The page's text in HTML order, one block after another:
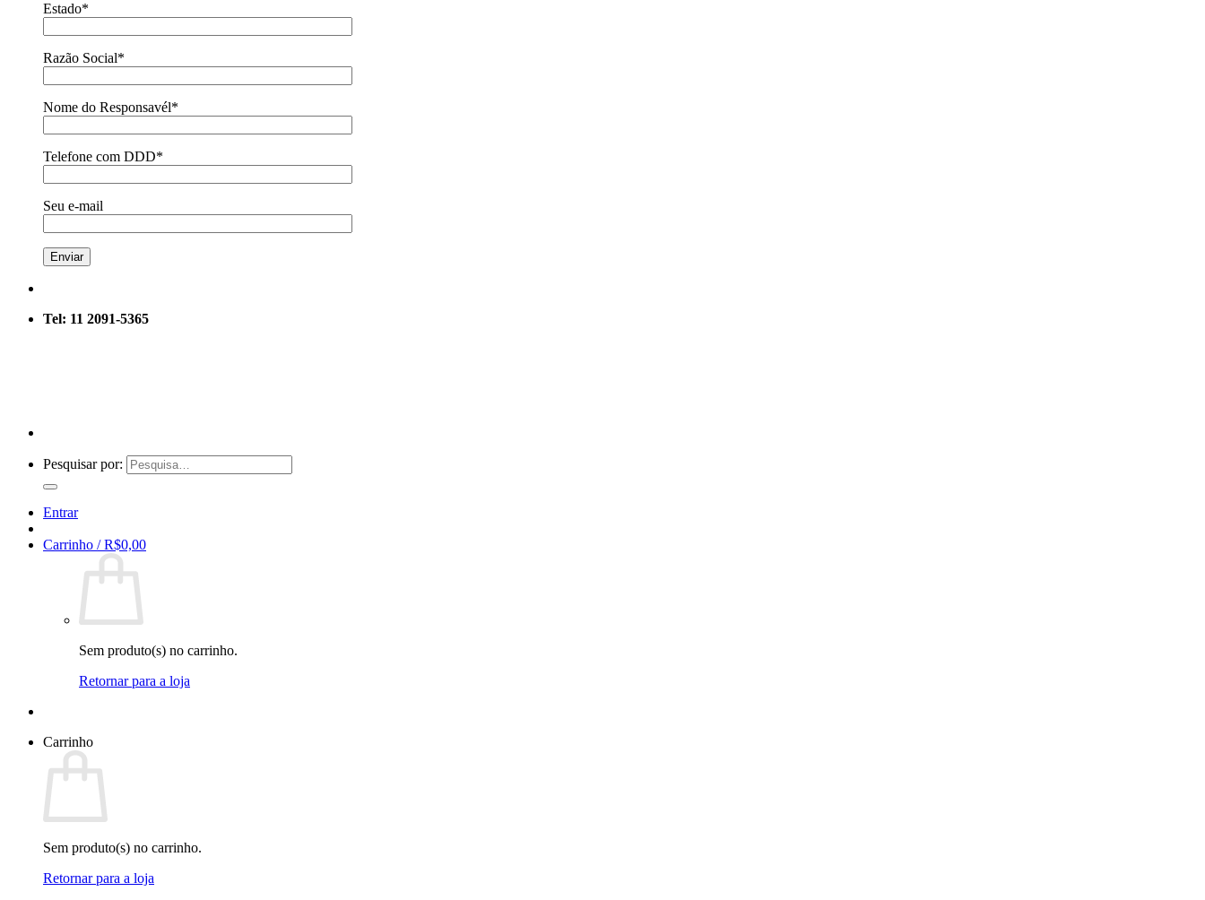
Estado*
Razão Social*
Nome do Responsavél*
Telefone com DDD*
Seu e-mail
Tel: 11 2091-5365
Pesquisar por:
Entrar
Carrinho /R$0,00
Sem produto(s) no carrinho.
Retornar para a loja
Carrinho
Sem produto(s) no carrinho.
Retornar para a loja